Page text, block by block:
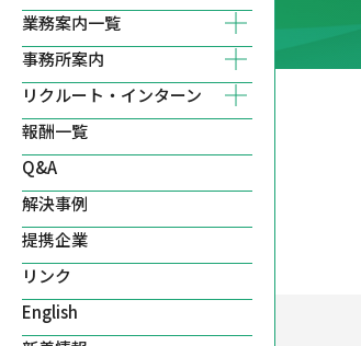
業務案内一覧
事務所案内
リクルート・インターン
報酬一覧
Q&A
解決事例
提携企業
リンク
English